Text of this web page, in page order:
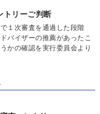
トリーご判断
１次審査を通過した段階
バイザーの推薦があったこ
かの確認を実行委員会より